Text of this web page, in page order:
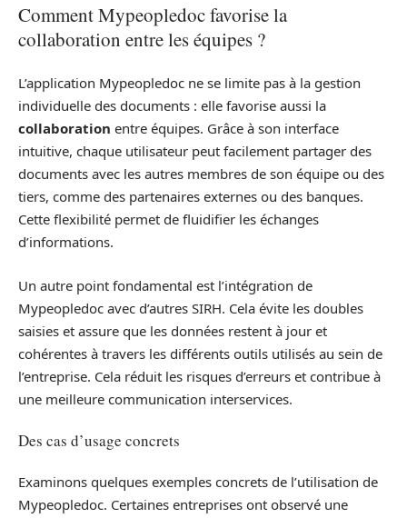
Comment Mypeopledoc favorise la
collaboration entre les équipes ?
L’application Mypeopledoc ne se limite pas à la gestion
individuelle des documents : elle favorise aussi la
collaboration entre équipes. Grâce à son interface
intuitive, chaque utilisateur peut facilement partager des
documents avec les autres membres de son équipe ou des
tiers, comme des partenaires externes ou des banques.
Cette flexibilité permet de fluidifier les échanges
d’informations.
Un autre point fondamental est l’intégration de
Mypeopledoc avec d’autres SIRH. Cela évite les doubles
saisies et assure que les données restent à jour et
cohérentes à travers les différents outils utilisés au sein de
l’entreprise. Cela réduit les risques d’erreurs et contribue à
une meilleure communication interservices.
Des cas d’usage concrets
Examinons quelques exemples concrets de l’utilisation de
Mypeopledoc. Certaines entreprises ont observé une